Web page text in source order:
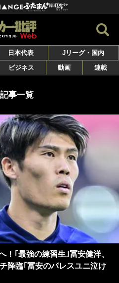
日本代表
Jリーグ・国内
ビジネス 動画 連載
事一覧
！｢最強の練習生｣冨安健洋、
降臨｢冨安のパレスユニ泣け